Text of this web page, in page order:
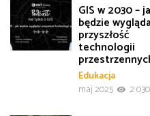
GIS w 2030 –
będzie
przyszłość
technologii
Edukacja
maj 2025
2 030